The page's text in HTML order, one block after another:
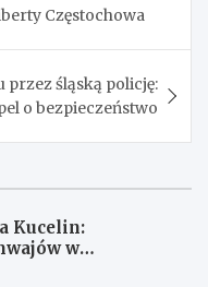
Częstochowa
śląską policję:
o bezpieczeństwo
Kucelin:
w